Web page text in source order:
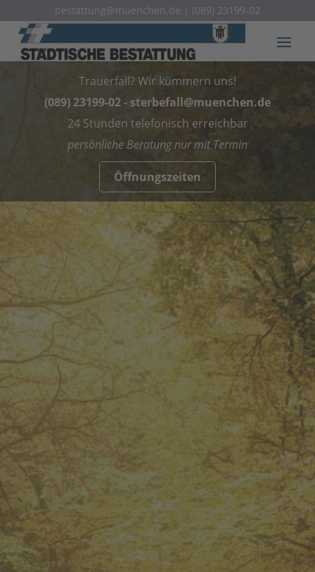
bestattung@muenchen.de (089) 23199-02
Trauerfall? Wir kümmern uns!
(089) 23199-02-sterbefall@muenchen.de
24 Stunden telefonisch erreichbar
persönliche Beratung nur mit Termin
Öffnungszeiten